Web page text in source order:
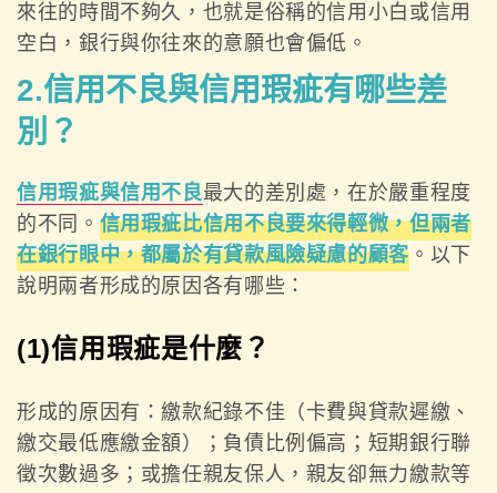
來往的時間不夠久，也就是俗稱的信用小白或信用
空白，銀行與你往來的意願也會偏低。
2.信用不良與信用瑕疵有哪些差
別？
信用瑕疵與信用不良最大的差別處，在於嚴重程度
的不同。 信用瑕疵比信用不良要來得輕微，但兩者
在銀行眼中，都屬於有貸款風險疑慮的顧客。以下
說明兩者形成的原因各有哪些：
(1)信用瑕疵是什麼？
形成的原因有：繳款紀錄不佳（卡費與貸款遲繳、
繳交最低應繳金額）；負債比例偏高；短期銀行聯
徵次數過多；或擔任親友保人，親友卻無力繳款等